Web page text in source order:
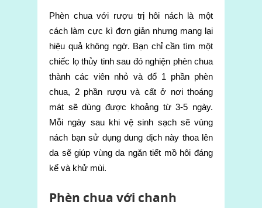
Phèn chua với rượu trị hôi nách là một
cách làm cực kì đơn giản nhưng mang lại
hiệu quả không ngờ. Bạn chỉ cần tìm một
chiếc lọ thủy tinh sau đó nghiện phèn chua
thành các viên nhỏ và đổ 1 phần phèn
chua, 2 phần rượu và cất ở nơi thoáng
mát sẽ dùng được khoảng từ 3-5 ngày.
Mỗi ngày sau khi vệ sinh sạch sẽ vùng
nách bạn sử dụng dung dịch này thoa lên
da sẽ giúp vùng da ngăn tiết mồ hôi đáng
kể và khử mùi.
Phèn chua với chanh